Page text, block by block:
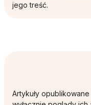
jego treść.
Artykuły